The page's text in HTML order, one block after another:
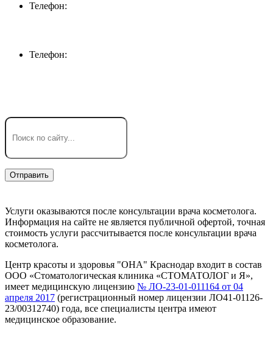
Телефон:
Телефон:
Услуги оказываются после консультации врача косметолога.
Информация на сайте не является публичной офертой, точная
стоимость услуги рассчитывается после консультации врача
косметолога.
Центр красоты и здоровья "ОНА" Краснодар входит в состав
ООО «Стоматологическая клиника «СТОМАТОЛОГ и Я»,
имеет медицинскую лицензию № ЛО-23-01-011164 от 04
апреля 2017 (регистрационный номер лицензии ЛО41-01126-
23/00312740) года, все специалисты центра имеют
медицинское образование.